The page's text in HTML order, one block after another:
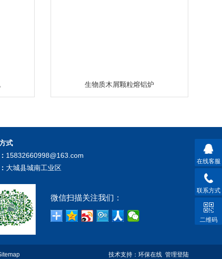
生物质木屑颗粒熔铝炉
式
15832660998@163.com
大城县城南工业区
微信扫描关注我们：
技术支持： 环保在线 管理登陆
在线客服
联系方式
二维码